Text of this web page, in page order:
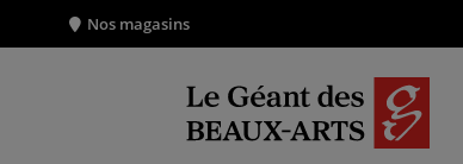
Nos magasins